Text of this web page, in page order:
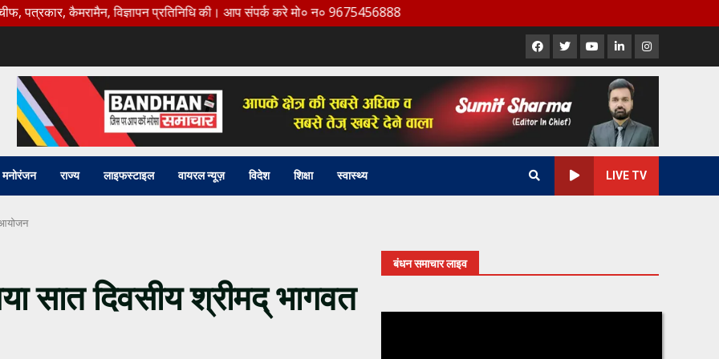
विज्ञापन प्रतिनिधि की। आप संपर्क करे मो० न० 9675456888
Facebook
X YoutubeLinkedInInstagram
मनोरंजन राज्य लाइफस्टाइल वायरल न्यूज़ विदेश शिक्षा स्वास्थ्य LIVE TV
आयोजन
सात दिवसीय श्रीमद् भागवत
बंधन समाचार लाइव